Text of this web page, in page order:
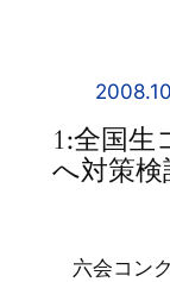
1:全国生
へ対策検
六会コン